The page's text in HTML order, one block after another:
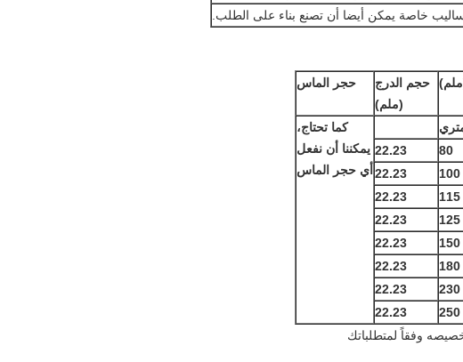
خاصة يمكن أيضا أن تصنع بناء على الطلب.
حجم الدرج
(ملم)
حجر الماس
كما تحتاج،
يمكننا أن نفعل
أي حجر الماس
80
22.23
100
22.23
115
22.23
125
22.23
150
22.23
180
22.23
230
22.23
250
22.23
وفقاً لمتطلباتك